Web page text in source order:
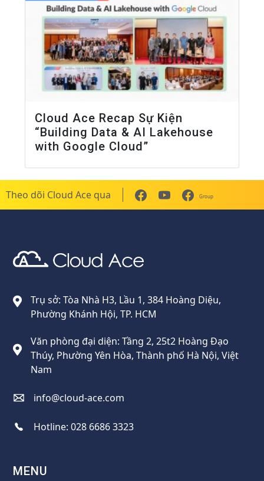
Cloud Ace Recap Sự Kiện
“Building Data & AI Lakehouse
with Google Cloud”
Theo dõi Cloud Ace qua Group
Trụ sở: Tòa Nhà H3, Lầu 1, 384 Hoàng Diệu,
Phường Khánh Hội, TP. HCM
Văn phòng đại diện: Tầng 2, 25t2 Hoàng Đạo
Thúy, Phường Yên Hòa, Thành phố Hà Nội, Việt
Nam
info@cloud-ace.com
Hotline:028 6686 3323
MENU